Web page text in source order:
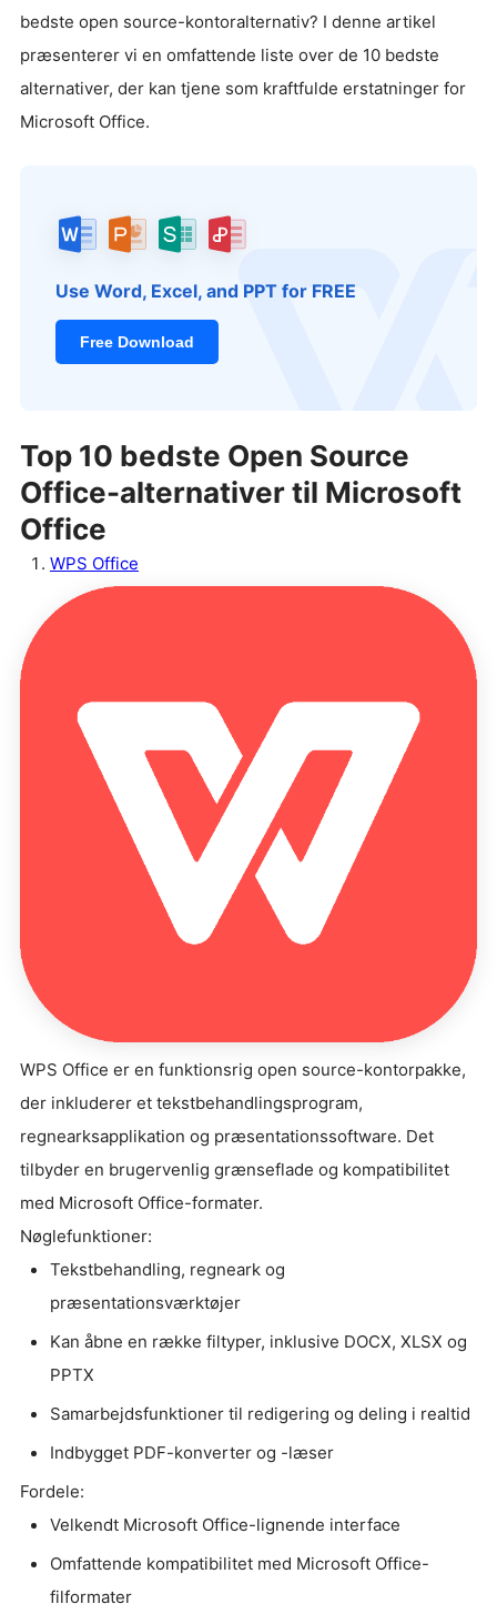
bedste open source-kontoralternativ? I denne artikel
præsenterer vi en omfattende liste over de 10 bedste
alternativer, der kan tjene som kraftfulde erstatninger for
Microsoft Office.
Use Word, Excel, and PPT for FREE
Free Download
Top 10 bedste Open Source
Office-alternativer til Microsoft
Office
WPS Office
WPS Office er en funktionsrig open source-kontorpakke,
der inkluderer et tekstbehandlingsprogram,
regnearksapplikation og præsentationssoftware. Det
tilbyder en brugervenlig grænseflade og kompatibilitet
med Microsoft Office-formater.
Nøglefunktioner:
Tekstbehandling, regneark og
præsentationsværktøjer
Kan åbne en række filtyper, inklusive DOCX, XLSX og
PPTX
Samarbejdsfunktioner til redigering og deling i realtid
Indbygget PDF-konverter og -læser
Fordele:
Velkendt Microsoft Office-lignende interface
Omfattende kompatibilitet med Microsoft Office-
filformater